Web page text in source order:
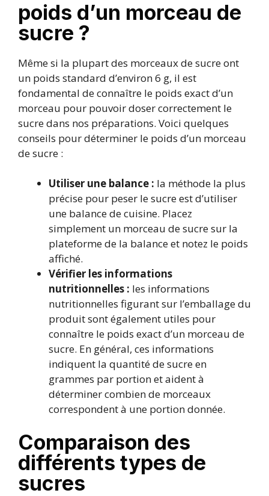
poids d’un morceau de
sucre ?
Même si la plupart des morceaux de sucre ont
un poids standard d’environ 6 g, il est
fondamental de connaître le poids exact d’un
morceau pour pouvoir doser correctement le
sucre dans nos préparations. Voici quelques
conseils pour déterminer le poids d’un morceau
de sucre :
Utiliser une balance : la méthode la plus
précise pour peser le sucre est d’utiliser
une balance de cuisine. Placez
simplement un morceau de sucre sur la
plateforme de la balance et notez le poids
affiché.
Vérifier les informations
nutritionnelles : les informations
nutritionnelles figurant sur l’emballage du
produit sont également utiles pour
connaître le poids exact d’un morceau de
sucre. En général, ces informations
indiquent la quantité de sucre en
grammes par portion et aident à
déterminer combien de morceaux
correspondent à une portion donnée.
Comparaison des
différents types de
sucres